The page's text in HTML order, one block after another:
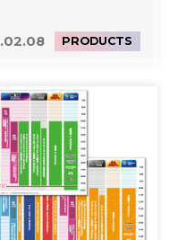
PRODUCTS